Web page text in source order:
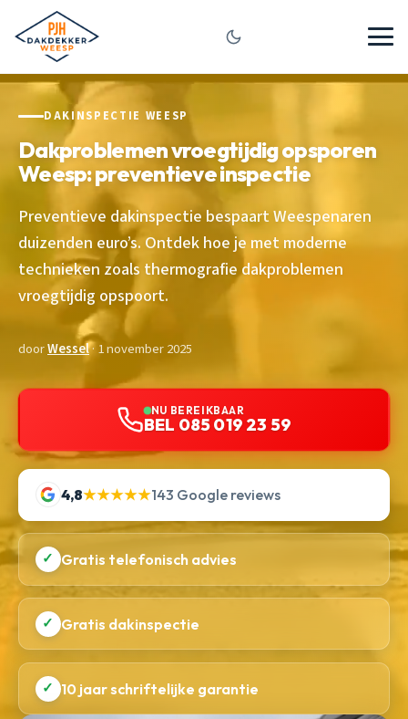
DAKINSPECTIE WEESP
Dakproblemen vroegtijdig opsporen
Weesp: preventieve inspectie
Preventieve dakinspectie bespaart Weespenaren
duizenden euro’s. Ontdek hoe je met moderne
technieken zoals thermografie dakproblemen
vroegtijdig opspoort.
doorWessel· 1 november 2025
NU BEREIKBAAR
BEL 085 019 23 59
4,8★★★★★143 Google reviews
✓ Gratis telefonisch advies
✓ Gratis dakinspectie
✓ 10 jaar schriftelijke garantie